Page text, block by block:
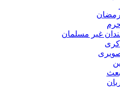
غیر مسلمان